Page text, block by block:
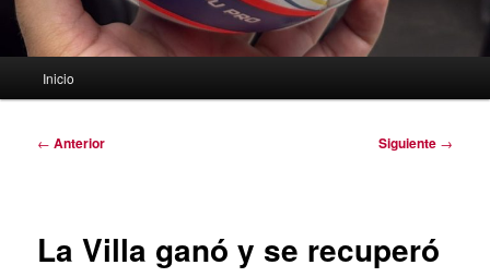
Inicio
Navegación
← Anterior Siguiente →
La Villa ganó y se recuperó